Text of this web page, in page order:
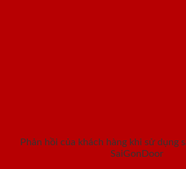
Phản hồi của khách hàng khi sử dụng
SaiGonDoor